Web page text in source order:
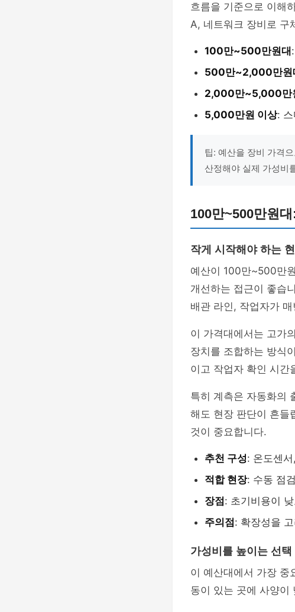
흐름을 기준으로 이해
A, 네트워크 장비로 구
100만~500만원대
500만~2,000만원
2,000만~5,000만
5,000만원 이상:
팁: 예산을 장비 가격
산정해야 실제 가성비
100만~500만원
작게 시작해야 하는
예산이 100만~500만
개선하는 접근이 좋습
배관 라인, 작업자가
이 가격대에서는 고가
장치를 조합하는 방식
이고 작업자 확인 시간
특히 계측은 자동화의
해도 현장 판단이 흔들
것이 중요합니다.
추천 구성: 온도센
적합 현장: 수동 점
장점: 초기비용이
주의점: 확장성을
가성비를 높이는 선택
이 예산대에서 가장 중
동이 있는 곳에 사양이